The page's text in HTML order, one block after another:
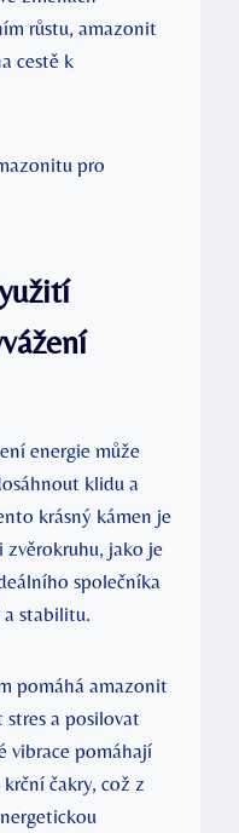
růstu, amazonit
cestě k
energie může
klidu a
krásný kámen je
zvěrokruhu, jako je
společníka
stabilitu.
pomáhá amazonit
a posilovat
vibrace pomáhají
čakry, což z